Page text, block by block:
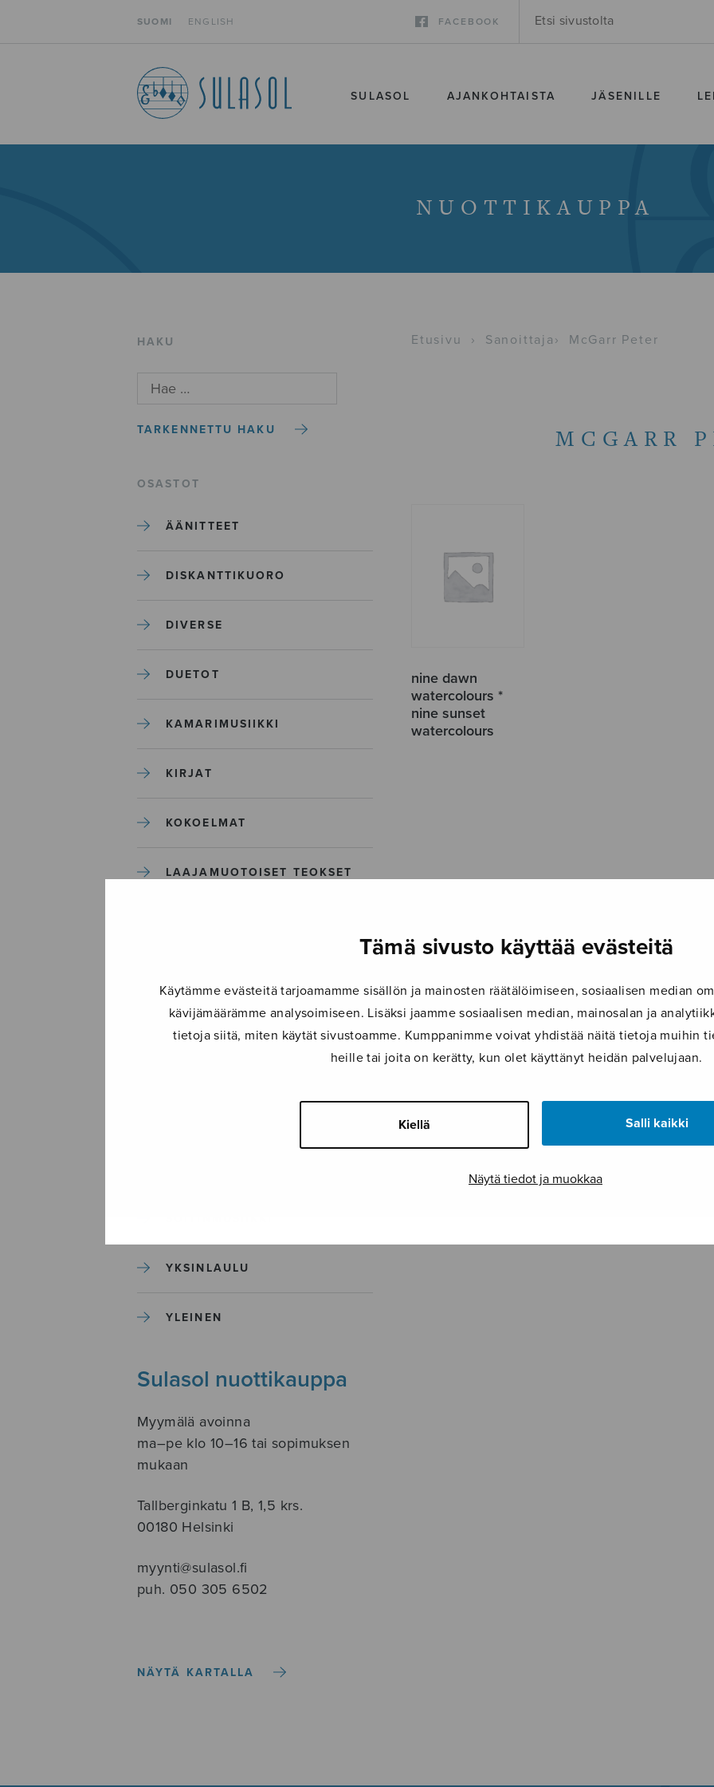
Tämä sivusto käyttää evästeitä
Käytämme evästeitä tarjoamamme sisällön ja mainosten räätälöimiseen, sosiaalisen median
kävijämäärämme analysoimiseen. Lisäksi jaamme sosiaalisen median, mainosalan ja
tietoja siitä, miten käytät sivustoamme. Kumppanimme voivat yhdistää näitä tietoja muihin
heille tai joita on kerätty, kun olet käyttänyt heidän palvelujaan.
Kiellä Salli kaikki
Näytä tiedot ja muokkaa
SUOMI ENGLISH FACEBOOK
SULASOL AJANKOHTAISTA JÄSENILLE
NUOTTIKAUPPA
HAKU
TARKENNETTU HAKU
OSASTOT
ÄÄNITTEET
DISKANTTIKUORO
DIVERSE
DUETOT
KAMARIMUSIIKKI
KIRJAT
KOKOELMAT
LAAJAMUOTOISET TEOKSET
MUUT
YKSINLAULU
YLEINEN
Sulasol nuottikauppa
Myymälä avoinna
ma–pe klo 10–16 tai sopimuksen
mukaan
Tallberginkatu 1 B, 1,5 krs.
00180 Helsinki
myynti@sulasol.fi
puh. 050 305 6502
NÄYTÄ KARTALLA
Etusivu › Sanoittaja › McGarr Peter
MCGARR
nine dawn
watercolours *
nine sunset
watercolours